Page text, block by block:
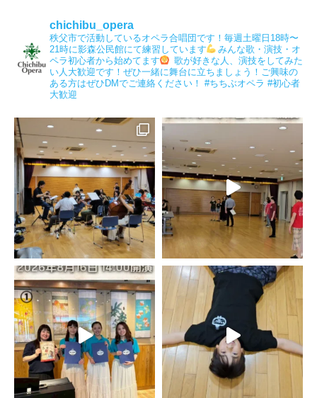
chichibu_opera
秩父市で活動しているオペラ合唱団です！毎週土曜日18時〜
21時に影森公民館にて練習しています
みんな歌・演技・オ
ペラ初心者から始めてます
⁡歌が好きな人、演技をしてみた
い人大歓迎です！ぜひ一緒に舞台に立ちましょう！ご興味の
ある方はぜひDMでご連絡ください！ ⁡⁡#ちちぶオペラ #初心者
大歓迎